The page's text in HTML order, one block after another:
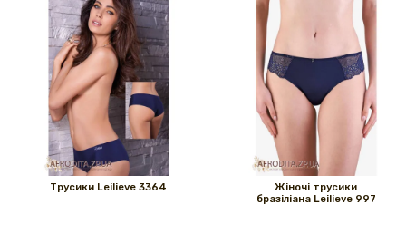
Трусики Leilieve 3364
Жіночі трусики
бразіліана Leilieve 997